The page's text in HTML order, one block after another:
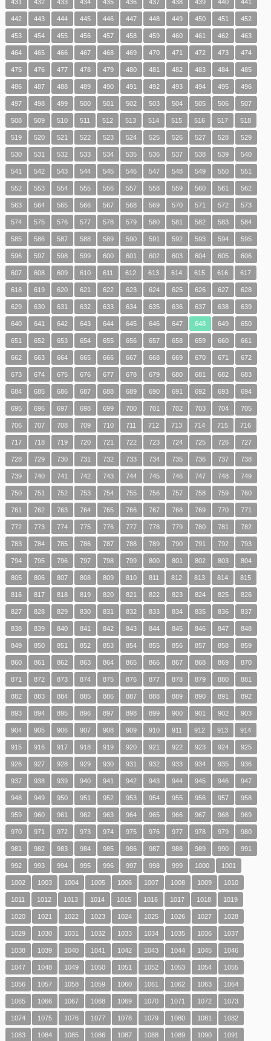
431 432 433 434 435 436 437 438 439 440 441
442 443 444 445 446 447 448 449 450 451 452
453 454 455 456 457 458 459 460 461 462 463
464 465 466 467 468 469 470 471 472 473 474
475 476 477 478 479 480 481 482 483 484 485
486 487 488 489 490 491 492 493 494 495 496
497 498 499 500 501 502 503 504 505 506 507
508 509 510 511 512 513 514 515 516 517 518
519 520 521 522 523 524 525 526 527 528 529
530 531 532 533 534 535 536 537 538 539 540
541 542 543 544 545 546 547 548 549 550 551
552 553 554 555 556 557 558 559 560 561 562
563 564 565 566 567 568 569 570 571 572 573
574 575 576 577 578 579 580 581 582 583 584
585 586 587 588 589 590 591 592 593 594 595
596 597 598 599 600 601 602 603 604 605 606
607 608 609 610 611 612 613 614 615 616 617
618 619 620 621 622 623 624 625 626 627 628
629 630 631 632 633 634 635 636 637 638 639
640 641 642 643 644 645 646 647 648 649 650
651 652 653 654 655 656 657 658 659 660 661
662 663 664 665 666 667 668 669 670 671 672
673 674 675 676 677 678 679 680 681 682 683
684 685 686 687 688 689 690 691 692 693 694
695 696 697 698 699 700 701 702 703 704 705
706 707 708 709 710 711 712 713 714 715 716
717 718 719 720 721 722 723 724 725 726 727
728 729 730 731 732 733 734 735 736 737 738
739 740 741 742 743 744 745 746 747 748 749
750 751 752 753 754 755 756 757 758 759 760
761 762 763 764 765 766 767 768 769 770 771
772 773 774 775 776 777 778 779 780 781 782
783 784 785 786 787 788 789 790 791 792 793
794 795 796 797 798 799 800 801 802 803 804
805 806 807 808 809 810 811 812 813 814 815
816 817 818 819 820 821 822 823 824 825 826
827 828 829 830 831 832 833 834 835 836 837
838 839 840 841 842 843 844 845 846 847 848
849 850 851 852 853 854 855 856 857 858 859
860 861 862 863 864 865 866 867 868 869 870
871 872 873 874 875 876 877 878 879 880 881
882 883 884 885 886 887 888 889 890 891 892
893 894 895 896 897 898 899 900 901 902 903
904 905 906 907 908 909 910 911 912 913 914
915 916 917 918 919 920 921 922 923 924 925
926 927 928 929 930 931 932 933 934 935 936
937 938 939 940 941 942 943 944 945 946 947
948 949 950 951 952 953 954 955 956 957 958
959 960 961 962 963 964 965 966 967 968 969
970 971 972 973 974 975 976 977 978 979 980
981 982 983 984 985 986 987 988 989 990 991
992 993 994 995 996 997 998 999 1000 1001
1002 1003 1004 1005 1006 1007 1008 1009 1010
1011 1012 1013 1014 1015 1016 1017 1018 1019
1020 1021 1022 1023 1024 1025 1026 1027 1028
1029 1030 1031 1032 1033 1034 1035 1036 1037
1038 1039 1040 1041 1042 1043 1044 1045 1046
1047 1048 1049 1050 1051 1052 1053 1054 1055
1056 1057 1058 1059 1060 1061 1062 1063 1064
1065 1066 1067 1068 1069 1070 1071 1072 1073
1074 1075 1076 1077 1078 1079 1080 1081 1082
1083 1084 1085 1086 1087 1088 1089 1090 1091